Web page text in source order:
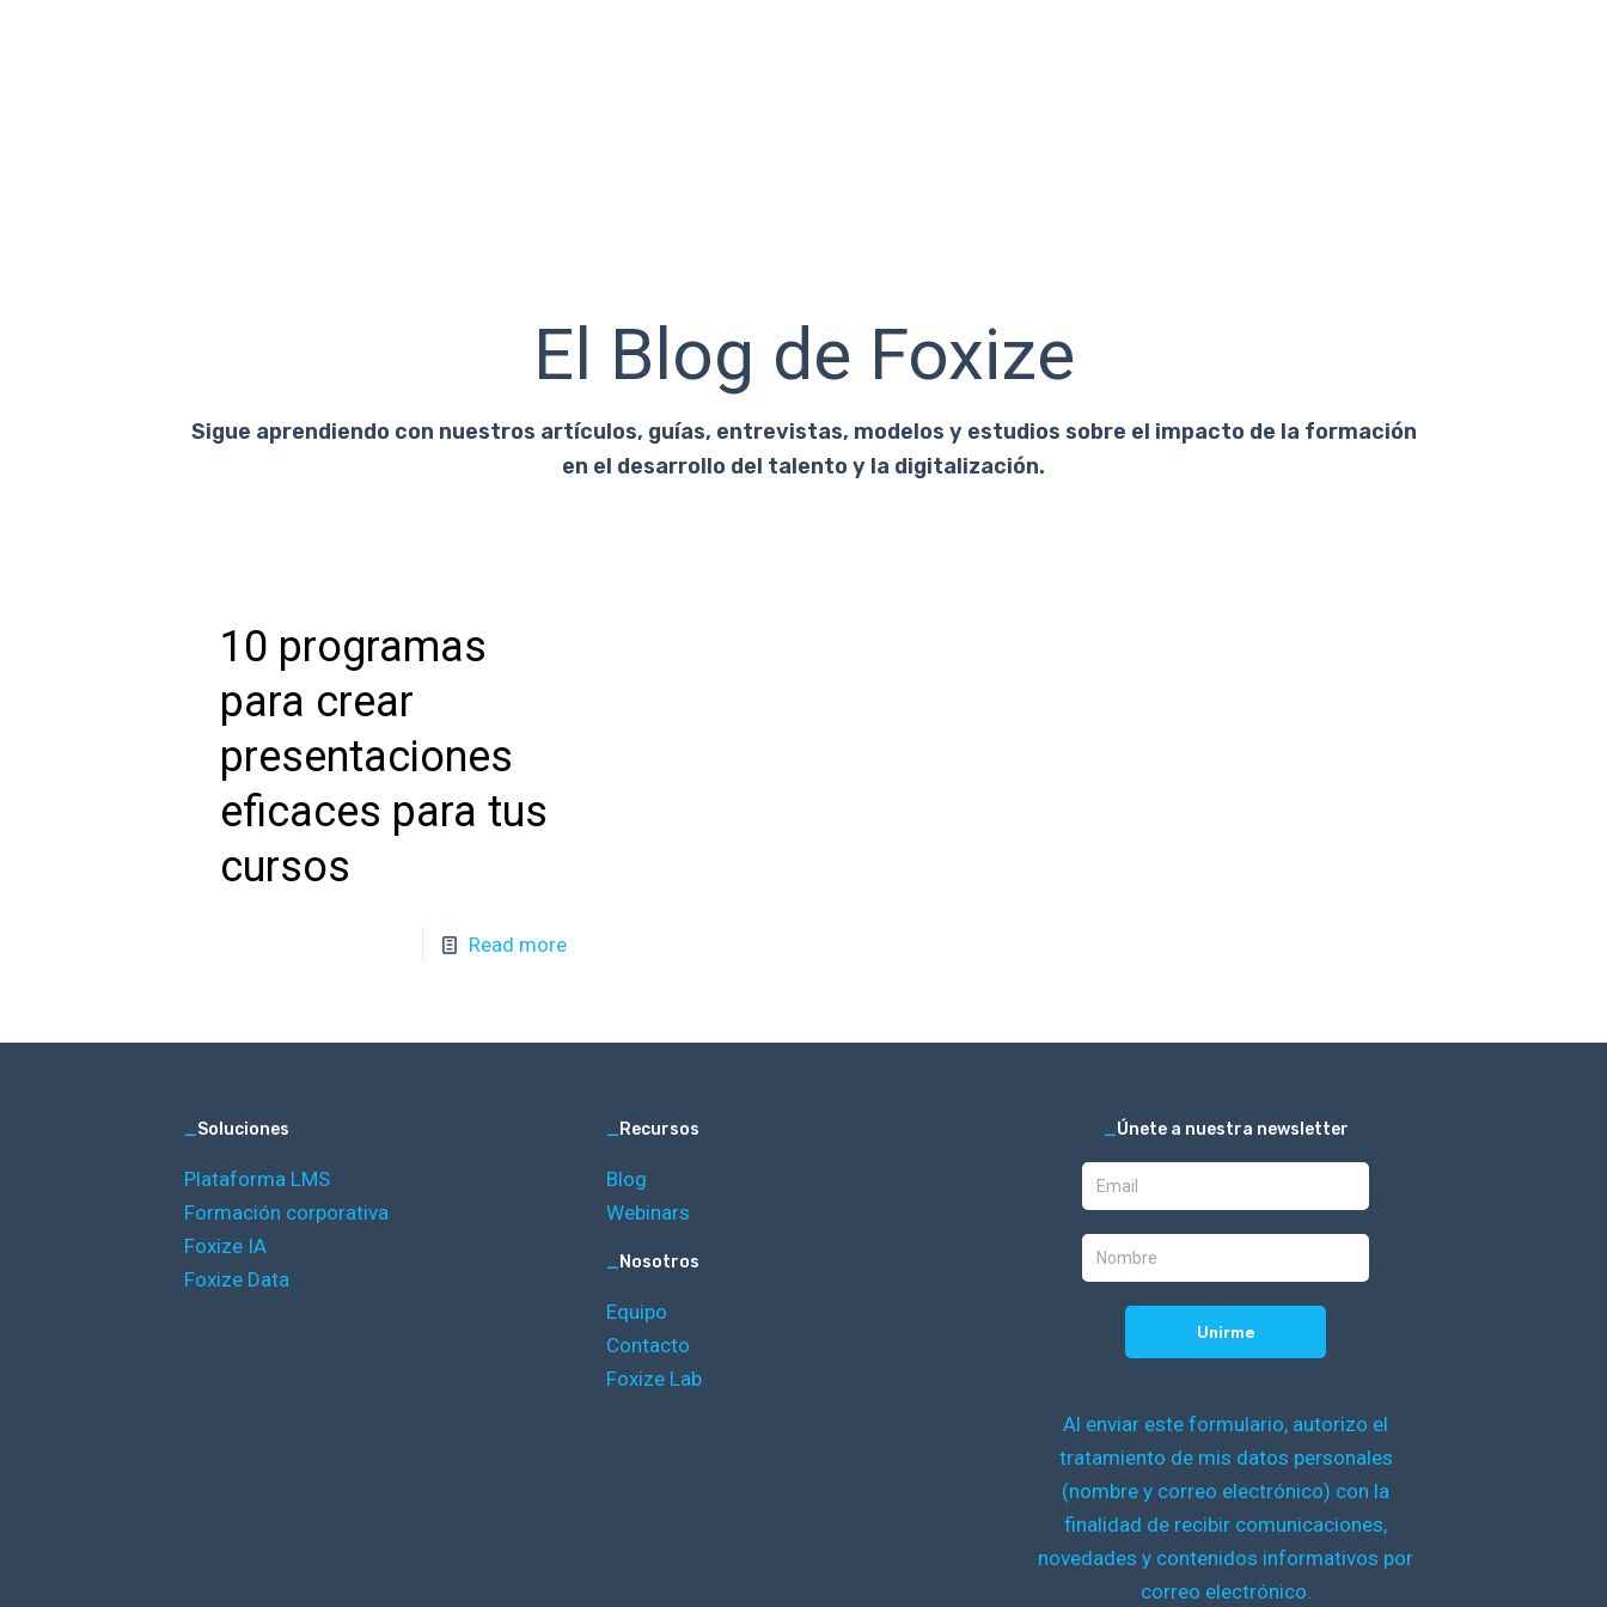
El Blog de Foxize
Sigue aprendiendo con nuestros artículos, guías, entrevistas, modelos y estudios sobre el impacto de la formación
en el desarrollo del talento y la digitalización.
10 programas
para crear
presentaciones
eficaces para tus
cursos
Read more
_Soluciones
Plataforma LMS
Formación corporativa
Foxize IA
Foxize Data
_Recursos
Blog
Webinars
_Nosotros
Equipo
Contacto
Foxize Lab
_Únete a nuestra newsletter
Al enviar este formulario, autorizo el
tratamiento de mis datos personales
(nombre y correo electrónico) con la
finalidad de recibir comunicaciones,
novedades y contenidos informativos por
correo electrónico.